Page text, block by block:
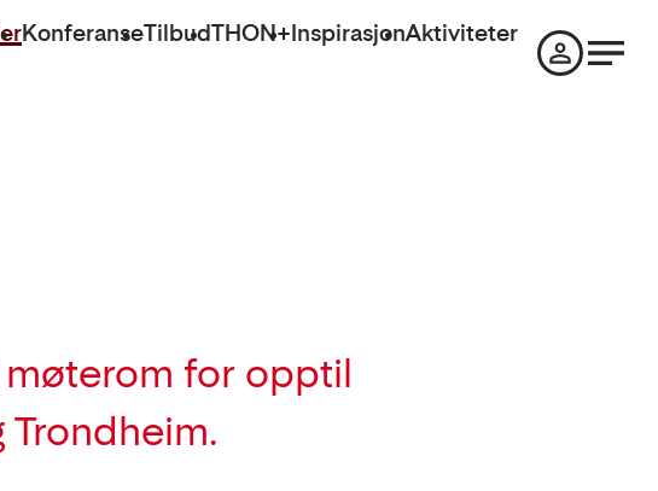
KonferanseTilbudTHON+ InspirasjonAktiviteter
for opptil